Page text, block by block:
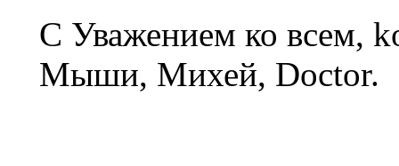
С Уважением ко всем,
Мыши, Михей, Doctor.